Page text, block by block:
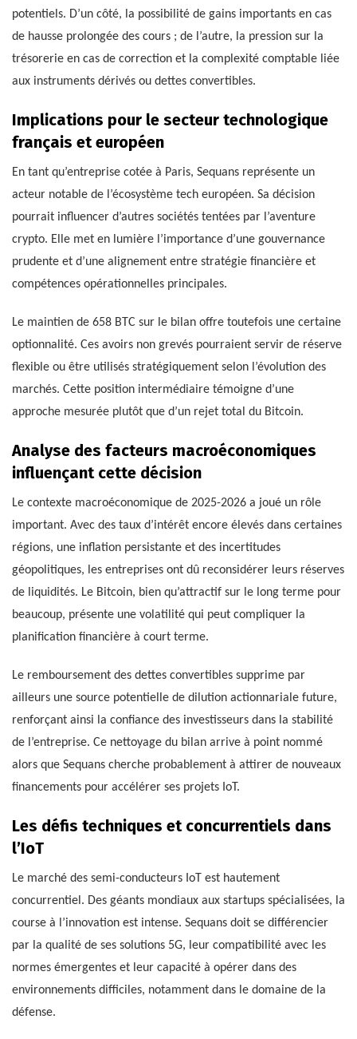
potentiels. D’un côté, la possibilité de gains importants en cas
de hausse prolongée des cours ; de l’autre, la pression sur la
trésorerie en cas de correction et la complexité comptable liée
aux instruments dérivés ou dettes convertibles.
Implications pour le secteur technologique
français et européen
En tant qu’entreprise cotée à Paris, Sequans représente un
acteur notable de l’écosystème tech européen. Sa décision
pourrait influencer d’autres sociétés tentées par l’aventure
crypto. Elle met en lumière l’importance d’une gouvernance
prudente et d’une alignement entre stratégie financière et
compétences opérationnelles principales.
Le maintien de 658 BTC sur le bilan offre toutefois une certaine
optionnalité. Ces avoirs non grevés pourraient servir de réserve
flexible ou être utilisés stratégiquement selon l’évolution des
marchés. Cette position intermédiaire témoigne d’une
approche mesurée plutôt que d’un rejet total du Bitcoin.
Analyse des facteurs macroéconomiques
influençant cette décision
Le contexte macroéconomique de 2025-2026 a joué un rôle
important. Avec des taux d’intérêt encore élevés dans certaines
régions, une inflation persistante et des incertitudes
géopolitiques, les entreprises ont dû reconsidérer leurs réserves
de liquidités. Le Bitcoin, bien qu’attractif sur le long terme pour
beaucoup, présente une volatilité qui peut compliquer la
planification financière à court terme.
Le remboursement des dettes convertibles supprime par
ailleurs une source potentielle de dilution actionnariale future,
renforçant ainsi la confiance des investisseurs dans la stabilité
de l’entreprise. Ce nettoyage du bilan arrive à point nommé
alors que Sequans cherche probablement à attirer de nouveaux
financements pour accélérer ses projets IoT.
Les défis techniques et concurrentiels dans
l’IoT
Le marché des semi-conducteurs IoT est hautement
concurrentiel. Des géants mondiaux aux startups spécialisées, la
course à l’innovation est intense. Sequans doit se différencier
par la qualité de ses solutions 5G, leur compatibilité avec les
normes émergentes et leur capacité à opérer dans des
environnements difficiles, notamment dans le domaine de la
défense.